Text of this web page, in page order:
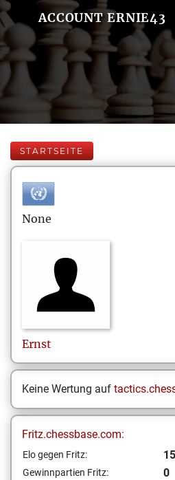
ACCOUNT ERNIE43
STARTSEITE
None
Ernst
Keine Wertung auf
Fritz.chessbase.com:
Elo gegen Fritz:
Gewinnpartien Fritz: 0